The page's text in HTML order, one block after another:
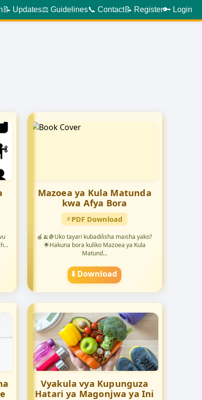
📝 Updates⚖️ Guidelines📞 Contact📝 Register🔑 Login
Mazoea ya Kula Matunda
kwa Afya Bora
PDF Download
🍎🍌🍇Uko tayari kubadilisha maisha yako?
🌟Hakuna bora kuliko Mazoea ya Kula
Matund...
⬇️ Download
Vyakula vya Kupunguza
Hatari ya Magonjwa ya Ini